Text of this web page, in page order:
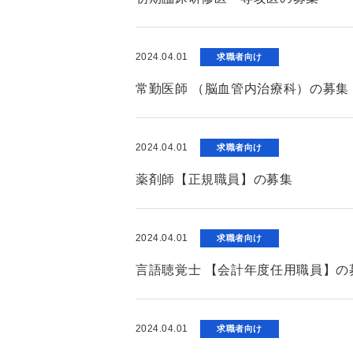
2024.04.01 求職者向け
常勤医師 （脳血管内治療科）の募集
2024.04.01 求職者向け
薬剤師【正規職員】の募集
2024.04.01 求職者向け
言語聴覚士 【会計年度任用職員】の
2024.04.01 求職者向け